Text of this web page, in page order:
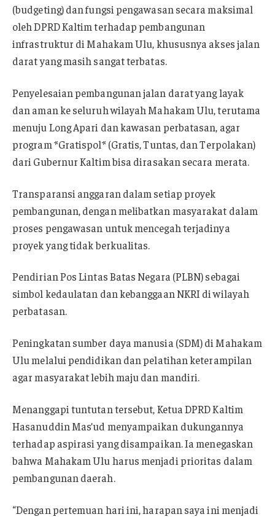
(budgeting) dan fungsi pengawasan secara maksimal
oleh DPRD Kaltim terhadap pembangunan
infrastruktur di Mahakam Ulu, khususnya akses jalan
darat yang masih sangat terbatas.
Penyelesaian pembangunan jalan darat yang layak
dan aman ke seluruh wilayah Mahakam Ulu, terutama
menuju Long Apari dan kawasan perbatasan, agar
program *Gratispol* (Gratis, Tuntas, dan Terpolakan)
dari Gubernur Kaltim bisa dirasakan secara merata.
Transparansi anggaran dalam setiap proyek
pembangunan, dengan melibatkan masyarakat dalam
proses pengawasan untuk mencegah terjadinya
proyek yang tidak berkualitas.
Pendirian Pos Lintas Batas Negara (PLBN) sebagai
simbol kedaulatan dan kebanggaan NKRI di wilayah
perbatasan.
Peningkatan sumber daya manusia (SDM) di Mahakam
Ulu melalui pendidikan dan pelatihan keterampilan
agar masyarakat lebih maju dan mandiri.
Menanggapi tuntutan tersebut, Ketua DPRD Kaltim
Hasanuddin Mas’ud menyampaikan dukungannya
terhadap aspirasi yang disampaikan. Ia menegaskan
bahwa Mahakam Ulu harus menjadi prioritas dalam
pembangunan daerah.
“Dengan pertemuan hari ini, harapan saya ini menjadi